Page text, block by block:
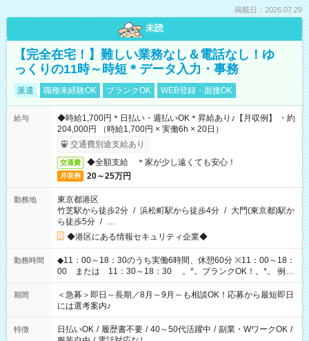
掲載日：2026.07.29
未読
【完全在宅！】難しい業務なし＆電話なし！ゆ
っくりの11時～時短＊データ入力・事務
派遣 職種未経験OK ブランクOK WEB登録・面接OK
給与
◆時給1,700円＊日払い・週払いOK＊昇給あり♪【月収例】 ・約
204,000円 （時給1,700円 × 実働6h × 20日）
交通費別途支給あり
交通費 ◆全額支給 ＊家が少し遠くても安心！
月収例 20～25万円
勤務地
東京都港区
竹芝駅から徒歩2分 / 浜松町駅から徒歩4分 / 大門(東京都)駅か
ら徒歩5分 / …
◆港区にある情報セキュリティ企業◆
勤務時間
◆11：00～18：30のうち実働6時間、休憩60分 ※11：00～18：
00 または 11：30～18：30 。*。ブランクOK！。*。 例え
ば前職が、 在宅/財団法人/事務/コールセンター/受付/販売/カフェ
スタッフ スイーツ販売/ホテルフロント/化粧品販売/など 様々な
業界から入社して活躍されています♪
期間
＜急募＞即日～長期／8月～9月～も相談OK！応募から最短即日
には選考案内♪
特徴 日払いOK / 履歴書不要 / 40～50代活躍中 / 副業・WワークOK /